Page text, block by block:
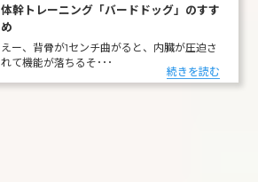
体幹トレーニング「バードドッグ」のすす
め
えー、背骨が1センチ曲がると、内臓が圧迫さ
れて機能が落ちるそ･･･
続きを読む